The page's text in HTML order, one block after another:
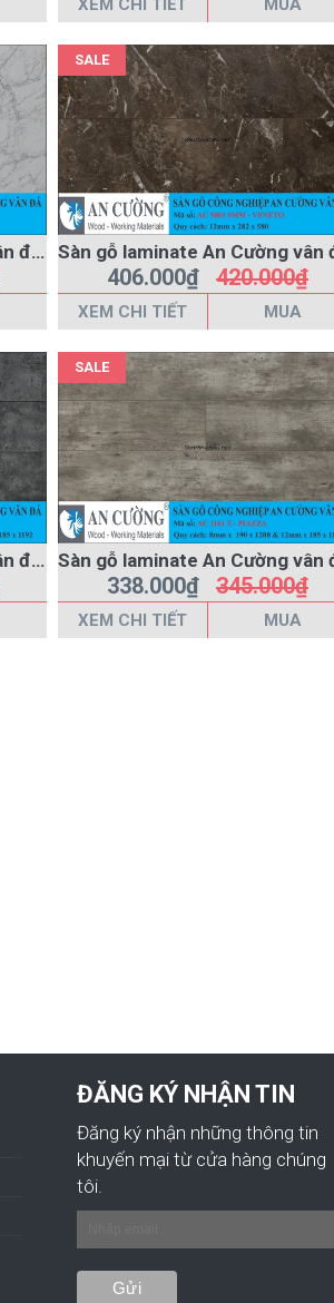
XEM CHI TIẾT MUA
Sàn gỗ laminate An Cường vân đá AC-5001-SMM
SALE
406.000₫ 420.000₫
XEM CHI TIẾT MUA
Sàn gỗ laminate An Cường vân đá AC-430-T
SALE
338.000₫ 345.000₫
XEM CHI TIẾT MUA
ĐĂNG KÝ NHẬN TIN
Đăng ký nhận những thông tin
khuyến mại từ cửa hàng chúng
tôi.